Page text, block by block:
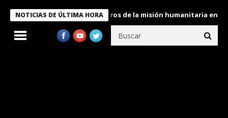
NOTICIAS DE ÚLTIMA HORA
condecora a miembros de la misión humanitaria enviada a